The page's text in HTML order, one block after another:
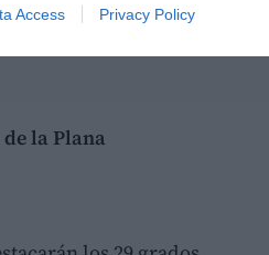
Access Privacy Policy
la Plana